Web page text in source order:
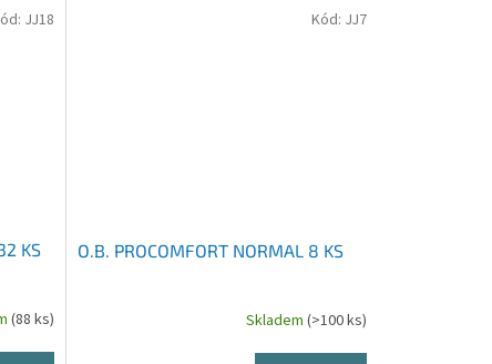
KS
(88 ks)
JJ18
O.B. PROCOMFORT NORMAL 8 KS
Skladem (>100 ks)
Kód: JJ7